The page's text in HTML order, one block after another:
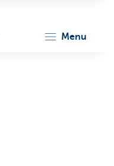
menu